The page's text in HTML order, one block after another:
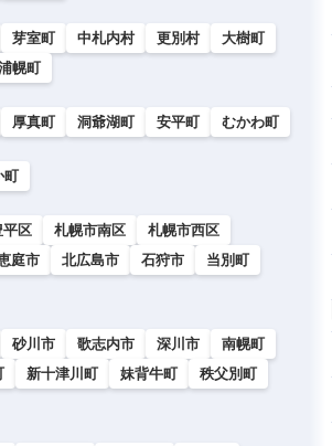
芽室町 中札内村 更別村
大樹町
幌町
厚真町 洞爺湖町 安平町 むかわ町
町
平区 札幌市南区
札幌市西区
庭市 北広島市 石狩市
当別町
砂川市 歌志内市 深川市
南幌町
新十津川町 妹背牛町
秩父別町